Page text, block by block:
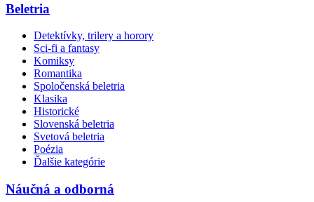
Beletria
Detektívky, trilery a horory
Sci-fi a fantasy
Komiksy
Romantika
Spoločenská beletria
Klasika
Historické
Slovenská beletria
Svetová beletria
Poézia
Ďalšie kategórie
Náučná a odborná